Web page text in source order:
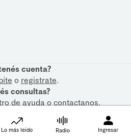
cuenta?
o registrate.
consultas?
de ayudaocontactanos.
Lo más leído Radio Ingresar